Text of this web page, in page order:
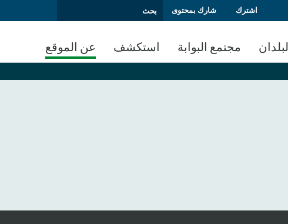
اشترك شارك بمحتوى
مجتمع البوابة استكشف عن الموقع